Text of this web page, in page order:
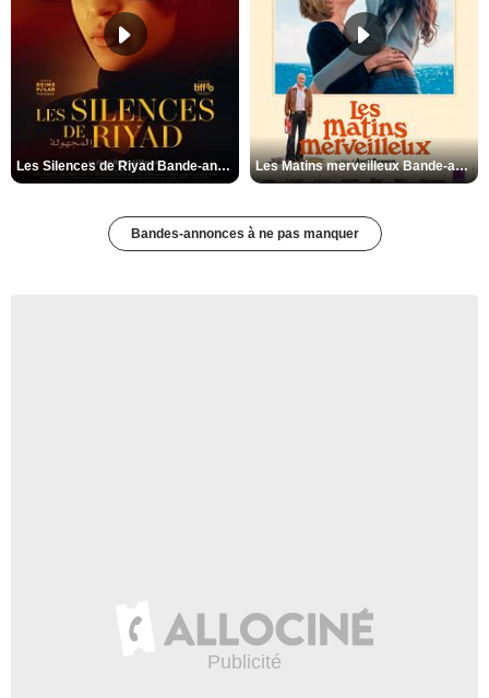
Les Silences de Riyad Bande-annonce VO STFR Les Matins merveilleux Bande-annonce VF
Bandes-annonces à ne pas manquer